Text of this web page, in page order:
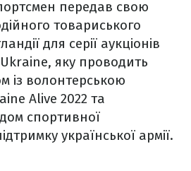
передав свою
товариського
для серії аукціонів
яку проводить
із волонтерською
Alive 2022 та
спортивної
української армії.